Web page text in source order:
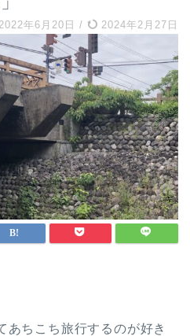
2022年6月20日 / 2024年2月27日
あちこち旅行するのが好き